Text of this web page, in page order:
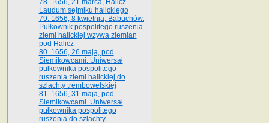
78. 1656, 21 marca, Halicz.
Laudum sejmiku halickiego
79. 1656, 8 kwietnia, Babuchów.
Pułkownik pospolitego ruszenia
ziemi halickiej wzywa ziemian
pod Halicz
80. 1656, 26 maja, pod
Siemikowcami. Uniwersał
pułkownika pospolitego
ruszenia ziemi halickiej do
szlachty trembowelskiej
81. 1656, 31 maja, pod
Siemikowcami. Uniwersał
pułkownika pospolitego
ruszenia do szlachty